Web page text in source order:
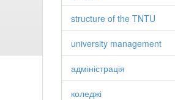
structure of the TNTU
university management
адміністрація
коледжі